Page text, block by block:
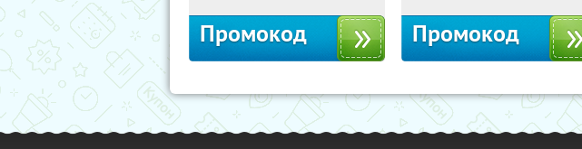
Промокод Промокод